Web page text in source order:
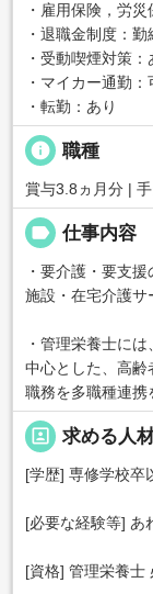
・雇用保険，労
・退職金制度：勤
・受動喫煙対策：
・マイカー通勤：
・転勤：あり
info 職種
賞与3.8ヵ月分 |
label 仕事内容
・要介護・要支
施設・在宅介護サ
・管理栄養士に
中心とした、高齢
職務を多職種連携
portrait 求める人
[学歴] 専修学校卒
[必要な経験等] あ
[資格] 管理栄養士